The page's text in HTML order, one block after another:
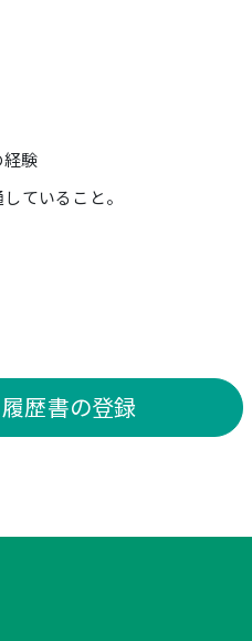
験
ていること。
履歴書の登録